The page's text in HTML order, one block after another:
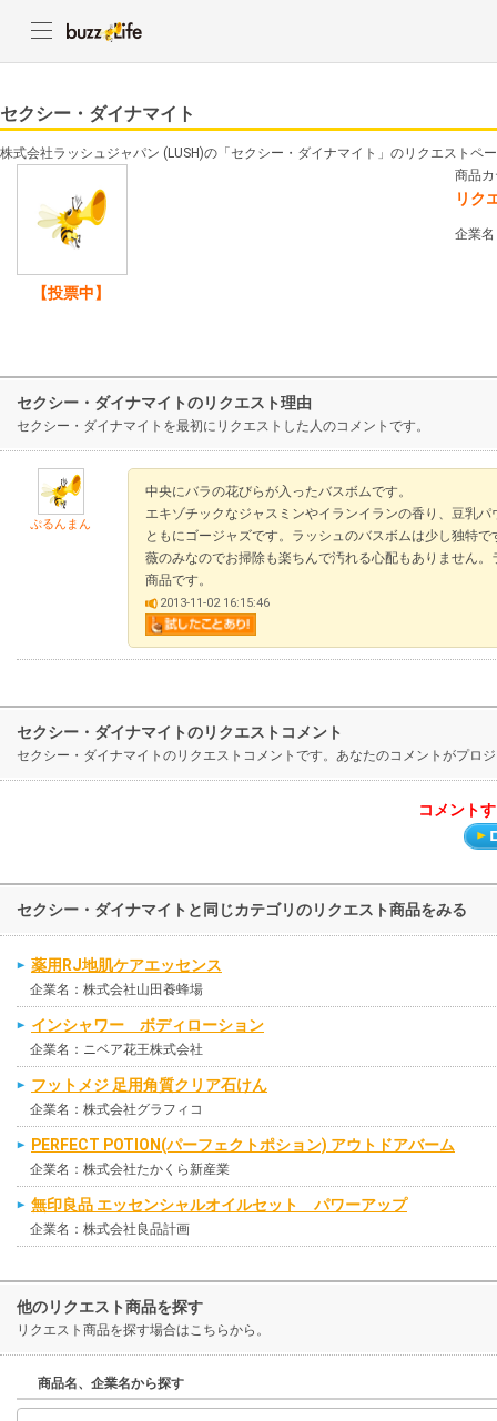
セクシー・ダイナマイト
株式会社ラッシュジャパン (LUSH)の「セクシー・ダイナマイト」のリクエストペ
【投票中】
商品
リク
企業
セクシー・ダイナマイトのリクエスト理由
セクシー・ダイナマイトを最初にリクエストした人のコメントです。
ぷるんまん
中央にバラの花びらが入ったバスボムです。
エキゾチックなジャスミンやイランイランの香り、豆乳
ともにゴージャズです。ラッシュのバスボムは少し独特
薇のみなのでお掃除も楽ちんで汚れる心配もありません
商品です。
2013-11-02 16:15:46
セクシー・ダイナマイトのリクエストコメント
セクシー・ダイナマイトのリクエストコメントです。あなたのコメントがプロ
コメント
セクシー・ダイナマイトと同じカテゴリのリクエスト商品をみる
薬用RJ地肌ケアエッセンス
企業名：株式会社山田養蜂場
インシャワー ボディローション
企業名：ニベア花王株式会社
フットメジ 足用角質クリア石けん
企業名：株式会社グラフィコ
PERFECT POTION(パーフェクトポション) アウトドアバーム
企業名：株式会社たかくら新産業
無印良品 エッセンシャルオイルセット パワーアップ
企業名：株式会社良品計画
他のリクエスト商品を探す
リクエスト商品を探す場合はこちらから。
商品名、企業名から探す